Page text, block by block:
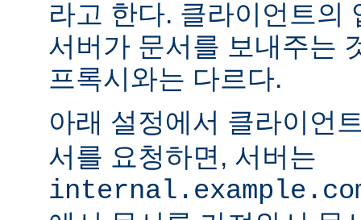
라고 한다. 클라이언트의
서버가 문서를 보내주는
프록시와는 다르다.
아래 설정에서 클라이언
서를 요청하면, 서버는